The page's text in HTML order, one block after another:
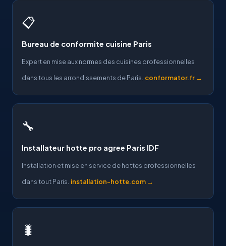
📋
Bureau de conformite cuisine Paris
Expert en mise aux normes des cuisines professionnelles
dans tous les arrondissements de Paris. conformator.fr →
🔧
Installateur hotte pro agree Paris IDF
Installation et mise en service de hottes professionnelles
dans tout Paris. installation-hotte.com →
🐛